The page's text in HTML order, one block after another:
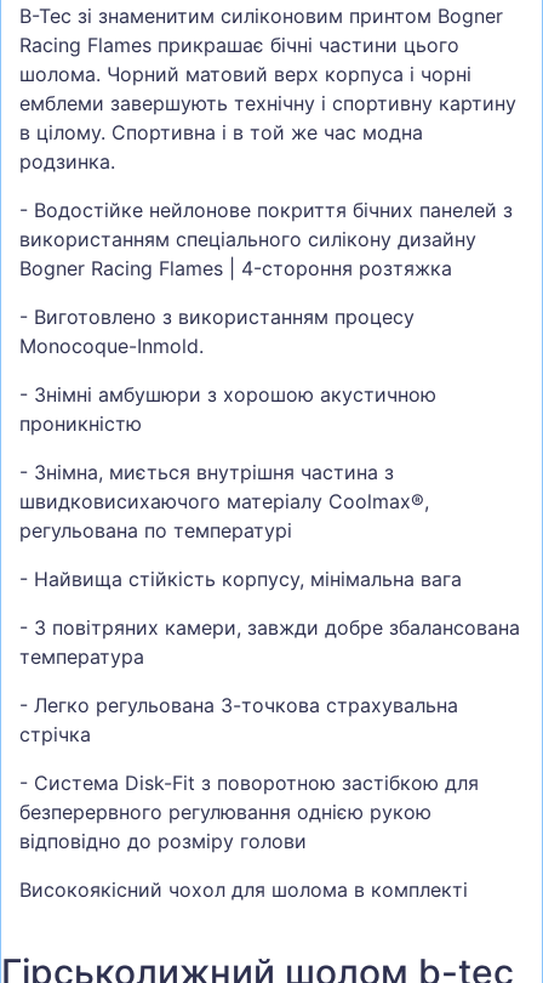
B-Tec зі знаменитим силіконовим принтом Bogner
Racing Flames прикрашає бічні частини цього
шолома. Чорний матовий верх корпуса і чорні
емблеми завершують технічну і спортивну картину
в цілому. Спортивна і в той же час модна
родзинка.
- Водостійке нейлонове покриття бічних панелей з
використанням спеціального силікону дизайну
Bogner Racing Flames | 4-стороння розтяжка
- Виготовлено з використанням процесу
Monocoque-Inmold.
- Знімні амбушюри з хорошою акустичною
проникністю
- Знімна, миється внутрішня частина з
швидковисихаючого матеріалу Coolmax®,
регульована по температурі
- Найвища стійкість корпусу, мінімальна вага
- 3 повітряних камери, завжди добре збалансована
температура
- Легко регульована 3-точкова страхувальна
стрічка
- Система Disk-Fit з поворотною застібкою для
безперервного регулювання однією рукою
відповідно до розміру голови
Високоякісний чохол для шолома в комплекті
Гірськолижний шолом b-tec